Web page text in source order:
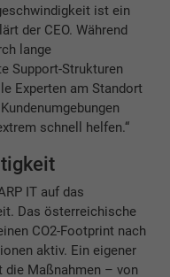
ist ein
der CEO. Während
lange
Support-Strukturen
Experten am Standort
schnell helfen.“
IT auf das
Das österreichische
CO2-Footprint nach
aktiv. Ein eigener
Maßnahmen – von